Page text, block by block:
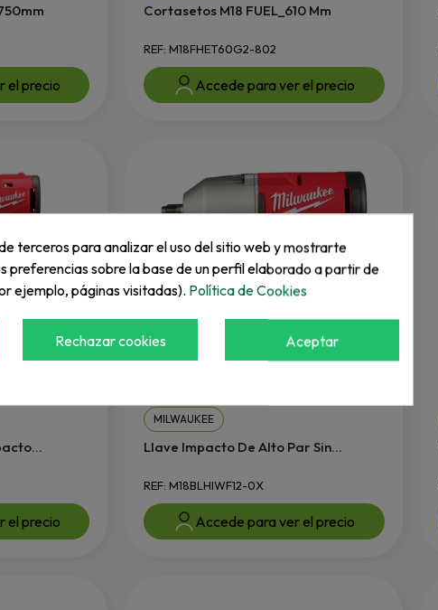
el precio
Cortasetos M18 FUEL_610 Mm
REF: M18FHET60G2-802
Accede para ver el precio
el precio
MILWAUKEE
Llave Impacto De Alto Par Sin...
REF: M18BLHIWF12-0X
Accede para ver el precio
terceros para analizar el uso del sitio web y mostrarte
preferencias sobre la base de un perfil elaborado a partir de
ejemplo, páginas visitadas). Política de Cookies
Aceptar
Rechazar cookies